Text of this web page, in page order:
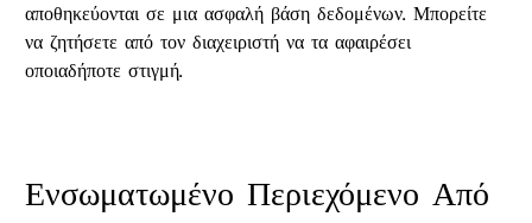
αποθηκεύονται σε μια ασφαλή βάση δεδομένων. Μπορείτε
να ζητήσετε από τον διαχειριστή να τα αφαιρέσει
οποιαδήποτε στιγμή.
Ενσωματωμένο Περιεχόμενο Από